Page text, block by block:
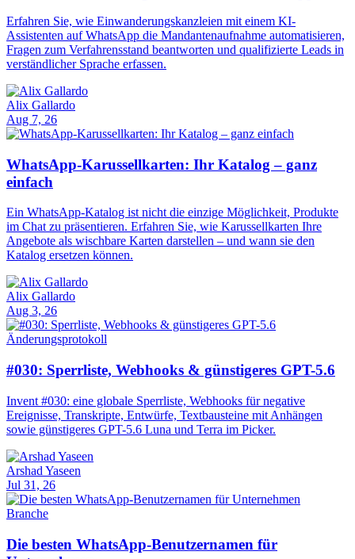
Erfahren Sie, wie Einwanderungskanzleien mit einem KI-
Assistenten auf WhatsApp die Mandantenaufnahme automatisieren,
Fragen zum Verfahrensstand beantworten und qualifizierte Leads in
verständlicher Sprache erfassen.
Alix Gallardo
Aug 7, 26
WhatsApp-Karussellkarten: Ihr Katalog – ganz
einfach
Ein WhatsApp-Katalog ist nicht die einzige Möglichkeit, Produkte
im Chat zu präsentieren. Erfahren Sie, wie Karussellkarten Ihre
Angebote als wischbare Karten darstellen – und wann sie den
Katalog ersetzen können.
Alix Gallardo
Aug 3, 26
Änderungsprotokoll
#030: Sperrliste, Webhooks & günstigeres GPT-5.6
Invent #030: eine globale Sperrliste, Webhooks für negative
Ereignisse, Transkripte, Entwürfe, Textbausteine mit Anhängen
sowie günstigeres GPT-5.6 Luna und Terra im Picker.
Arshad Yaseen
Jul 31, 26
Branche
Die besten WhatsApp-Benutzernamen für